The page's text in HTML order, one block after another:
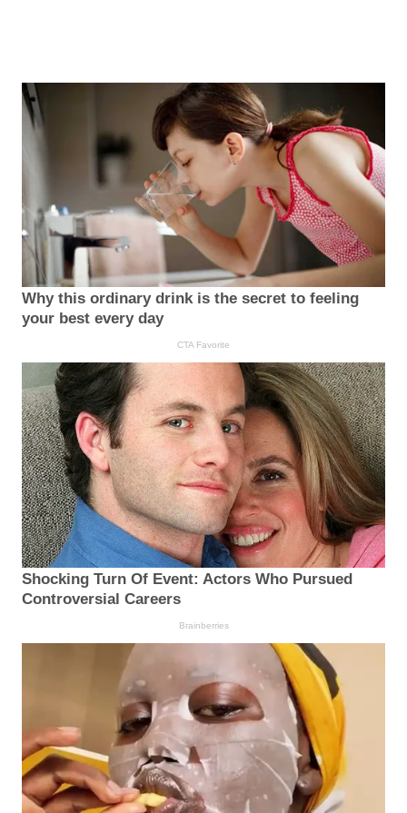
Why this ordinary drink is the secret to feeling
your best every day
CTA Favorite
Shocking Turn Of Event: Actors Who Pursued
Controversial Careers
Brainberries